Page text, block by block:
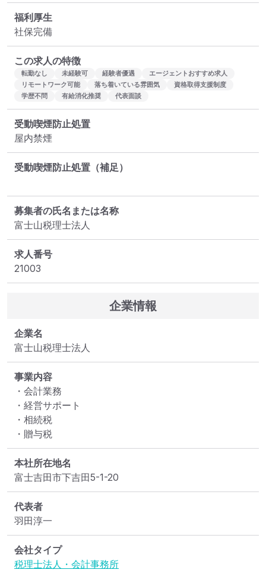
福利厚生
社保完備
この求人の特徴
転勤なし 未経験可 経験者優遇
エージェントおすすめ求人
リモートワーク可能
落ち着いている雰囲気
資格取得支援制度
学歴不問
有給消化推奨 代表面談
受動喫煙防止処置
屋内禁煙
受動喫煙防止処置（補足）
募集者の氏名または名称
富士山税理士法人
求人番号
21003
企業情報
企業名
富士山税理士法人
事業内容
・会計業務
・経営サポート
・相続税
・贈与税
本社所在地名
富士吉田市下吉田5-1-20
代表者
羽田淳一
会社タイプ
税理士法人・会計事務所